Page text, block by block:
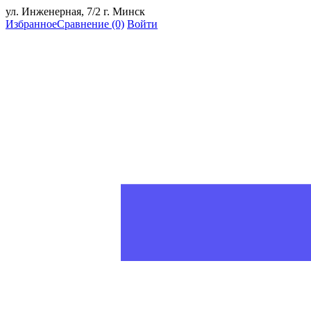
ул. Инженерная, 7/2 г. Минск
ИзбранноеСравнение (0) Войти